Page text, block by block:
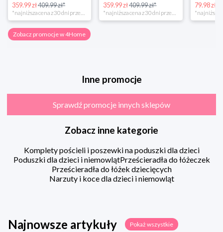
359.99 zł409.99 zł* 359.99 zł409.99 zł* 79.98 zł
Zobacz promocje w 4Home
Inne promocje
Sprawdź promocje innych sklepów
Zobacz inne kategorie
Komplety pościeli i poszewki na poduszki dla dzieci
Poduszki dla dzieci i niemowlątPrześcieradła do łóżeczek
Prześcieradła do łóżek dziecięcych
Narzuty i koce dla dzieci i niemowląt
Najnowsze artykuły Pokaż wszystkie